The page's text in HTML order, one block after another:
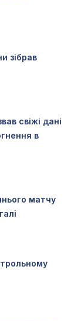
зібрав
свіжі дані
в
матчу